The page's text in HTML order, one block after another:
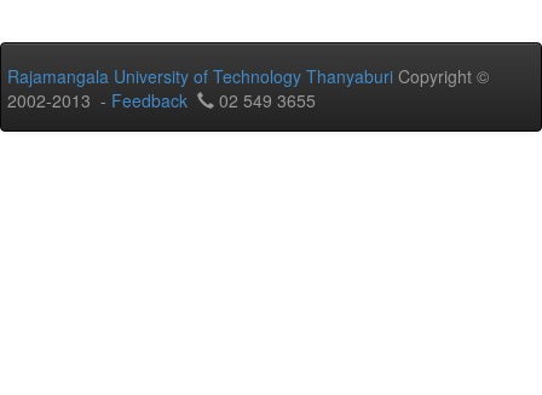
Rajamangala University of Technology Thanyaburi Copyright ©
2002-2013 - Feedback 02 549 3655